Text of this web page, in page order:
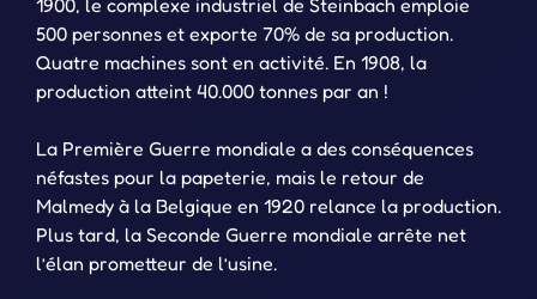
500 personnes et exporte 70% de sa production.
Quatre machines sont en activité. En 1908, la
production atteint 40.000 tonnes par an !
La Première Guerre mondiale a des conséquences
néfastes pour la papeterie, mais le retour de
Malmedy à la Belgique en 1920 relance la production.
Plus tard, la Seconde Guerre mondiale arrête net
l’élan prometteur de l’usine.